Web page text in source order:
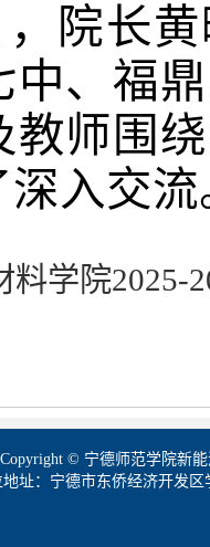
，院长
中、福
教师围
入交
料学院2025-
Copyright © 宁德师范学院新
地址：宁德市东侨经济开发